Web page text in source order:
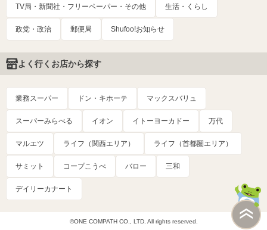
TV局・新聞社・フリーペーパー・その他 生活・くらし
政党・政治 郵便局 Shufoo!お知らせ
よく行くお店から探す
業務スーパー ドン・キホーテ マックスバリュ
スーパーみらべる イオン イトーヨーカドー 万代
マルエツ ライフ（関西エリア） ライフ（首都圏エリア）
サミット コープこうべ バロー 三和
デイリーカナート
©ONE COMPATH CO., LTD. All rights reserved.